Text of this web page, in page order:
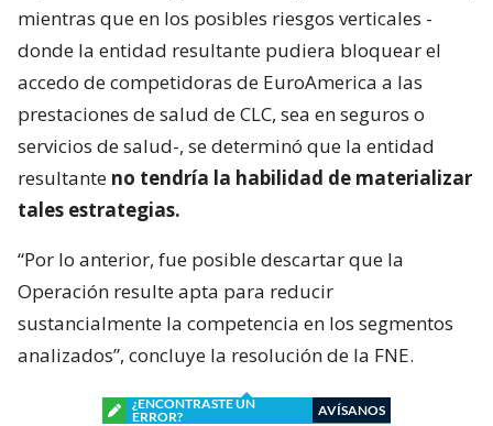
mientras que en los posibles riesgos verticales -
donde la entidad resultante pudiera bloquear el
accedo de competidoras de EuroAmerica a las
prestaciones de salud de CLC, sea en seguros o
servicios de salud-, se determinó que la entidad
resultante no tendría la habilidad de materializar
tales estrategias.
“Por lo anterior, fue posible descartar que la
Operación resulte apta para reducir
sustancialmente la competencia en los segmentos
analizados”, concluye la resolución de la FNE.
¿ENCONTRASTE UN
ERROR?
AVÍSANOS